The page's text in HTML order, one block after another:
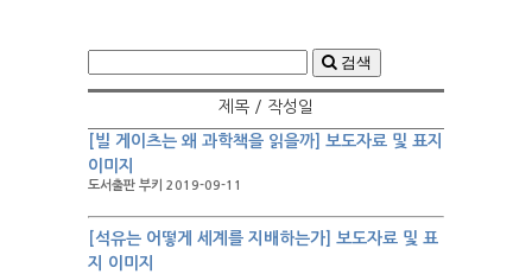
검색
제목 / 작성일
[빌 게이츠는 왜 과학책을 읽을까] 보도자료 및 표지
이미지
도서출판 부키 2019-09-11
[석유는 어떻게 세계를 지배하는가] 보도자료 및 표
지 이미지